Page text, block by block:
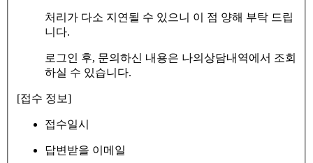
처리가 다소 지연될 수 있으니 이 점 양해 부탁 드립
니다.
로그인 후, 문의하신 내용은 나의상담내역에서 조회
하실 수 있습니다.
[접수 정보]
접수일시
답변받을 이메일